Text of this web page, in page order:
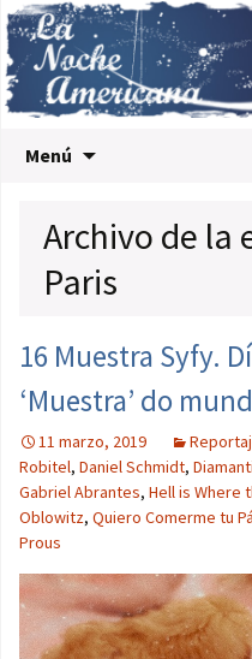
Menú
Archivo de la
Paris
16 Muestra Syfy.
‘Muestra’ do
11 marzo, 2019
Robitel, Daniel Schmidt,
Gabriel Abrantes, Hell is Where
Oblowitz, Quiero Comerme tu
Prous